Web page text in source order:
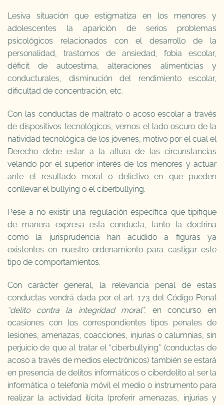
Lesiva situación que estigmatiza en los menores y
adolescentes la aparición de serios problemas
psicológicos relacionados con el desarrollo de la
personalidad, trastornos de ansiedad, fobia escolar,
déficit de autoestima, alteraciones alimenticias y
conducturales, disminución del rendimiento escolar,
dificultad de concentración, etc.
Con las conductas de maltrato o acoso escolar a través
de dispositivos tecnológicos, vemos el lado oscuro de la
natividad tecnológica de los jóvenes, motivo por el cual el
Derecho debe estar a la altura de las circunstancias
velando por el superior interés de los menores y actuar
ante el resultado moral o delictivo en que pueden
conllevar el bullying o el ciberbullying.
Pese a no existir una regulación específica que tipifique
de manera expresa esta conducta, tanto la doctrina
como la jurisprudencia han acudido a figuras ya
existentes en nuestro ordenamiento para castigar este
tipo de comportamientos.
Con carácter general, la relevancia penal de estas
conductas vendrá dada por el art. 173 del Código Penal
“delito contra la integridad moral”, en concurso en
ocasiones con los correspondientes tipos penales de
lesiones, amenazas, coacciones, injurias o calumnias, sin
perjuicio de que al tratar el “ciberbullying” (conductas de
acoso a través de medios electrónicos) también se estará
en presencia de delitos informáticos o ciberdelito al ser la
informática o telefonía móvil el medio o instrumento para
realizar la actividad ilícita (proferir amenazas, injurias y